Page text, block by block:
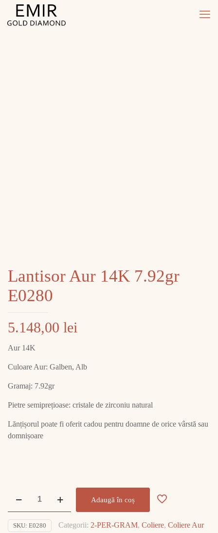
Lantisor Aur 14K 7.92gr
E0280
5.148,00 lei
Aur 14K
Culoare Aur: Galben, Alb
Gramaj: 7.92gr
Pietre semiprețioase: cristale de zirconiu natural
Lănțișorul poate fi oferit cadou pentru doamne de orice vârstă sau
domnișoare
14K
Adaugă în coș
SKU: E0280 Categorii: 2-PER-GRAM, Coliere, Coliere Aur